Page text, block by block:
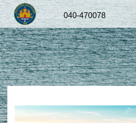
Junior Sydvästslaget